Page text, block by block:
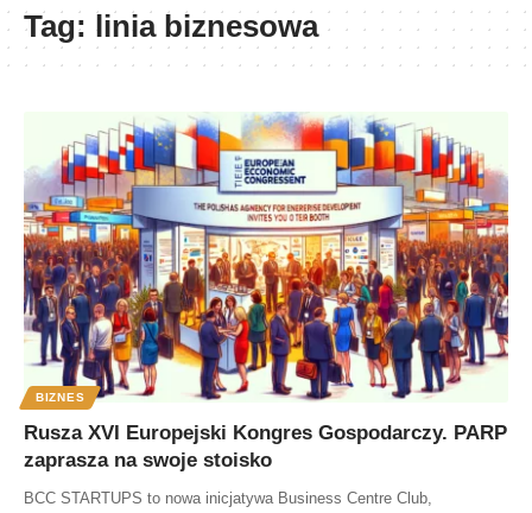
Tag: linia biznesowa
BIZNES
Rusza XVI Europejski Kongres Gospodarczy. PARP
zaprasza na swoje stoisko
BCC STARTUPS to nowa inicjatywa Business Centre Club,